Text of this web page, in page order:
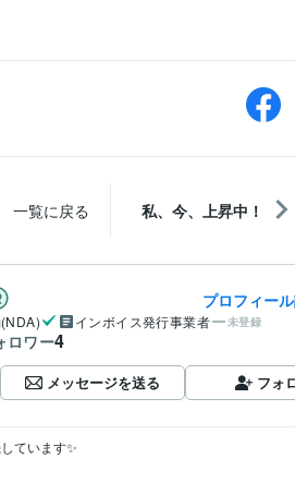
一覧に戻る 私、今、上昇中！
プロフィー
インボイス発行事業者 未登録
ロワー4
メッセージを送る フォ
ています✨